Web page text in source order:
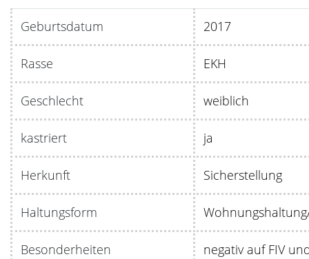
Geburtsdatum
Rasse EKH
Geschlecht weiblich
kastriert ja
Herkunft Sicherstellung
Haltungsform
Besonderheiten negativ auf FIV